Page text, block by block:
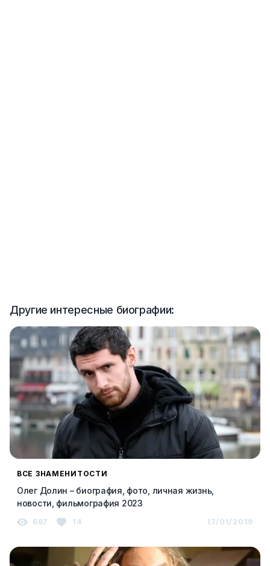
Другие интересные биографии:
ВСЕ ЗНАМЕНИТОСТИ
Олег Долин – биография, фото, личная жизнь,
новости, фильмография 2023
687 14 17/01/2019